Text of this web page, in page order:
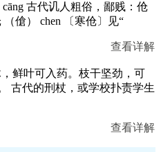
古代讥人粗俗，鄙贱：伧
傖） chen 〔寒伧〕见“
查看详解
鲜叶可入药。枝干坚劲，可
古代的刑杖，或学校扑责学生
查看详解